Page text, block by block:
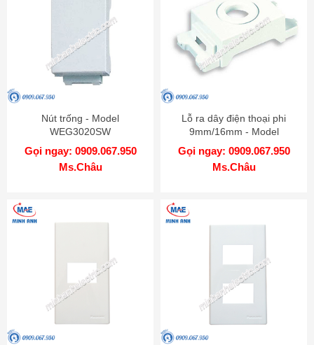
Nút trống - Model
WEG3020SW
Gọi ngay: 0909.067.950
Ms.Châu
Lỗ ra dây điện thoại phi
9mm/16mm - Model
WEG3023SW
Gọi ngay: 0909.067.950
Ms.Châu